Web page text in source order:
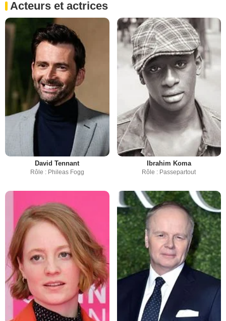
Acteurs et actrices
David Tennant
Rôle : Phileas Fogg
Ibrahim Koma
Rôle : Passepartout